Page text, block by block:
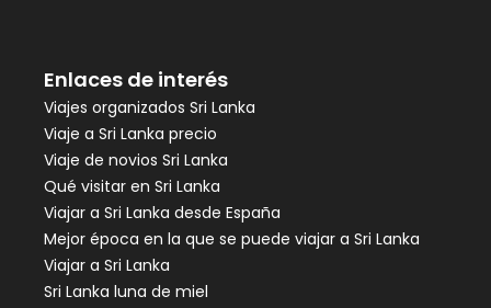
Enlaces de interés
Viajes organizados Sri Lanka
Viaje a Sri Lanka precio
Viaje de novios Sri Lanka
Qué visitar en Sri Lanka
Viajar a Sri Lanka desde España
Mejor época en la que se puede viajar a Sri Lanka
Viajar a Sri Lanka
Sri Lanka luna de miel